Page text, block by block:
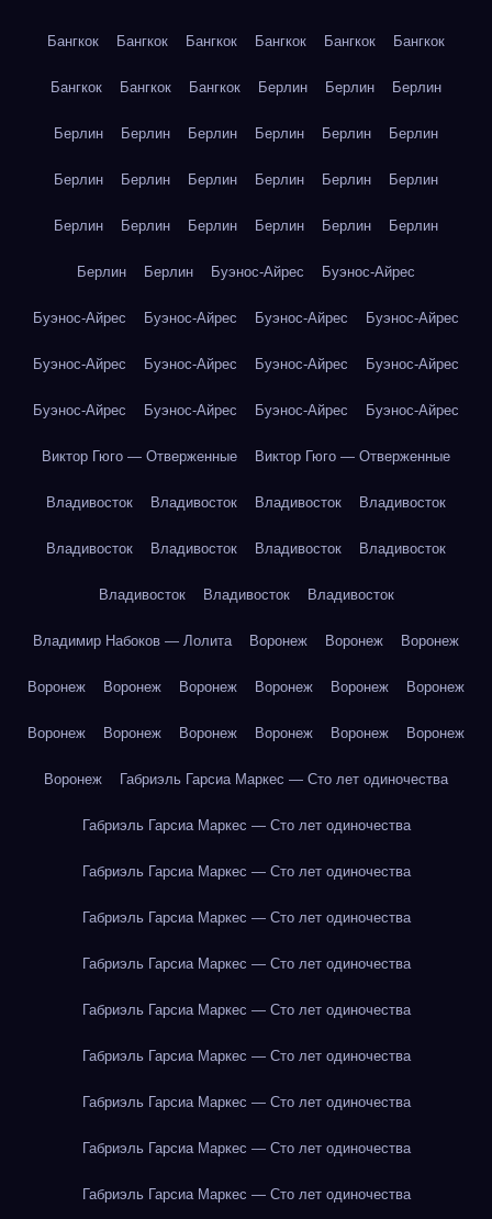
Бангкок Бангкок Бангкок Бангкок Бангкок Бангкок
Бангкок Бангкок Бангкок Берлин Берлин Берлин
Берлин Берлин Берлин Берлин Берлин Берлин
Берлин Берлин Берлин Берлин Берлин Берлин
Берлин Берлин Берлин Берлин Берлин Берлин
Берлин Берлин Буэнос-Айрес Буэнос-Айрес
Буэнос-Айрес Буэнос-Айрес Буэнос-Айрес Буэнос-Айрес
Буэнос-Айрес Буэнос-Айрес Буэнос-Айрес Буэнос-Айрес
Буэнос-Айрес Буэнос-Айрес Буэнос-Айрес Буэнос-Айрес
Виктор Гюго — Отверженные Виктор Гюго — Отверженные
Владивосток Владивосток Владивосток Владивосток
Владивосток Владивосток Владивосток Владивосток
Владивосток Владивосток Владивосток
Владимир Набоков — Лолита Воронеж Воронеж Воронеж
Воронеж Воронеж Воронеж Воронеж Воронеж Воронеж
Воронеж Воронеж Воронеж Воронеж Воронеж Воронеж
Воронеж Габриэль Гарсиа Маркес — Сто лет одиночества
Габриэль Гарсиа Маркес — Сто лет одиночества
Габриэль Гарсиа Маркес — Сто лет одиночества
Габриэль Гарсиа Маркес — Сто лет одиночества
Габриэль Гарсиа Маркес — Сто лет одиночества
Габриэль Гарсиа Маркес — Сто лет одиночества
Габриэль Гарсиа Маркес — Сто лет одиночества
Габриэль Гарсиа Маркес — Сто лет одиночества
Габриэль Гарсиа Маркес — Сто лет одиночества
Габриэль Гарсиа Маркес — Сто лет одиночества